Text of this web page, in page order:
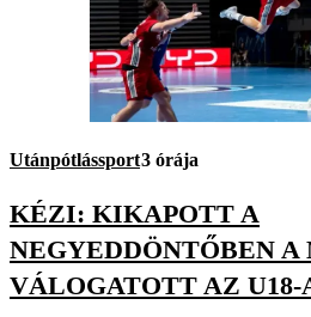
Utánpótlássport3 órája
KÉZI: KIKAPOTT A
NEGYEDDÖNTŐBEN A
VÁLOGATOTT AZ U18-